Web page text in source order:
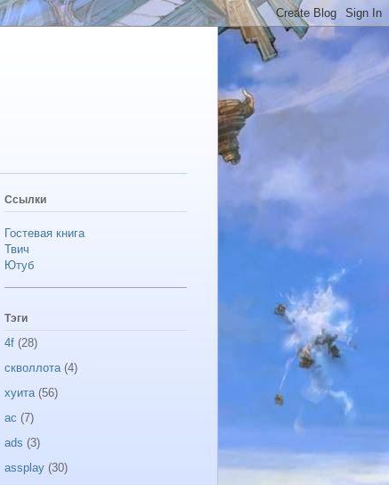
Ссылки
Гостевая книга
Твич
Ютуб
Тэги
4f (28)
скволлота (4)
хуита (56)
ac (7)
ads (3)
assplay (30)